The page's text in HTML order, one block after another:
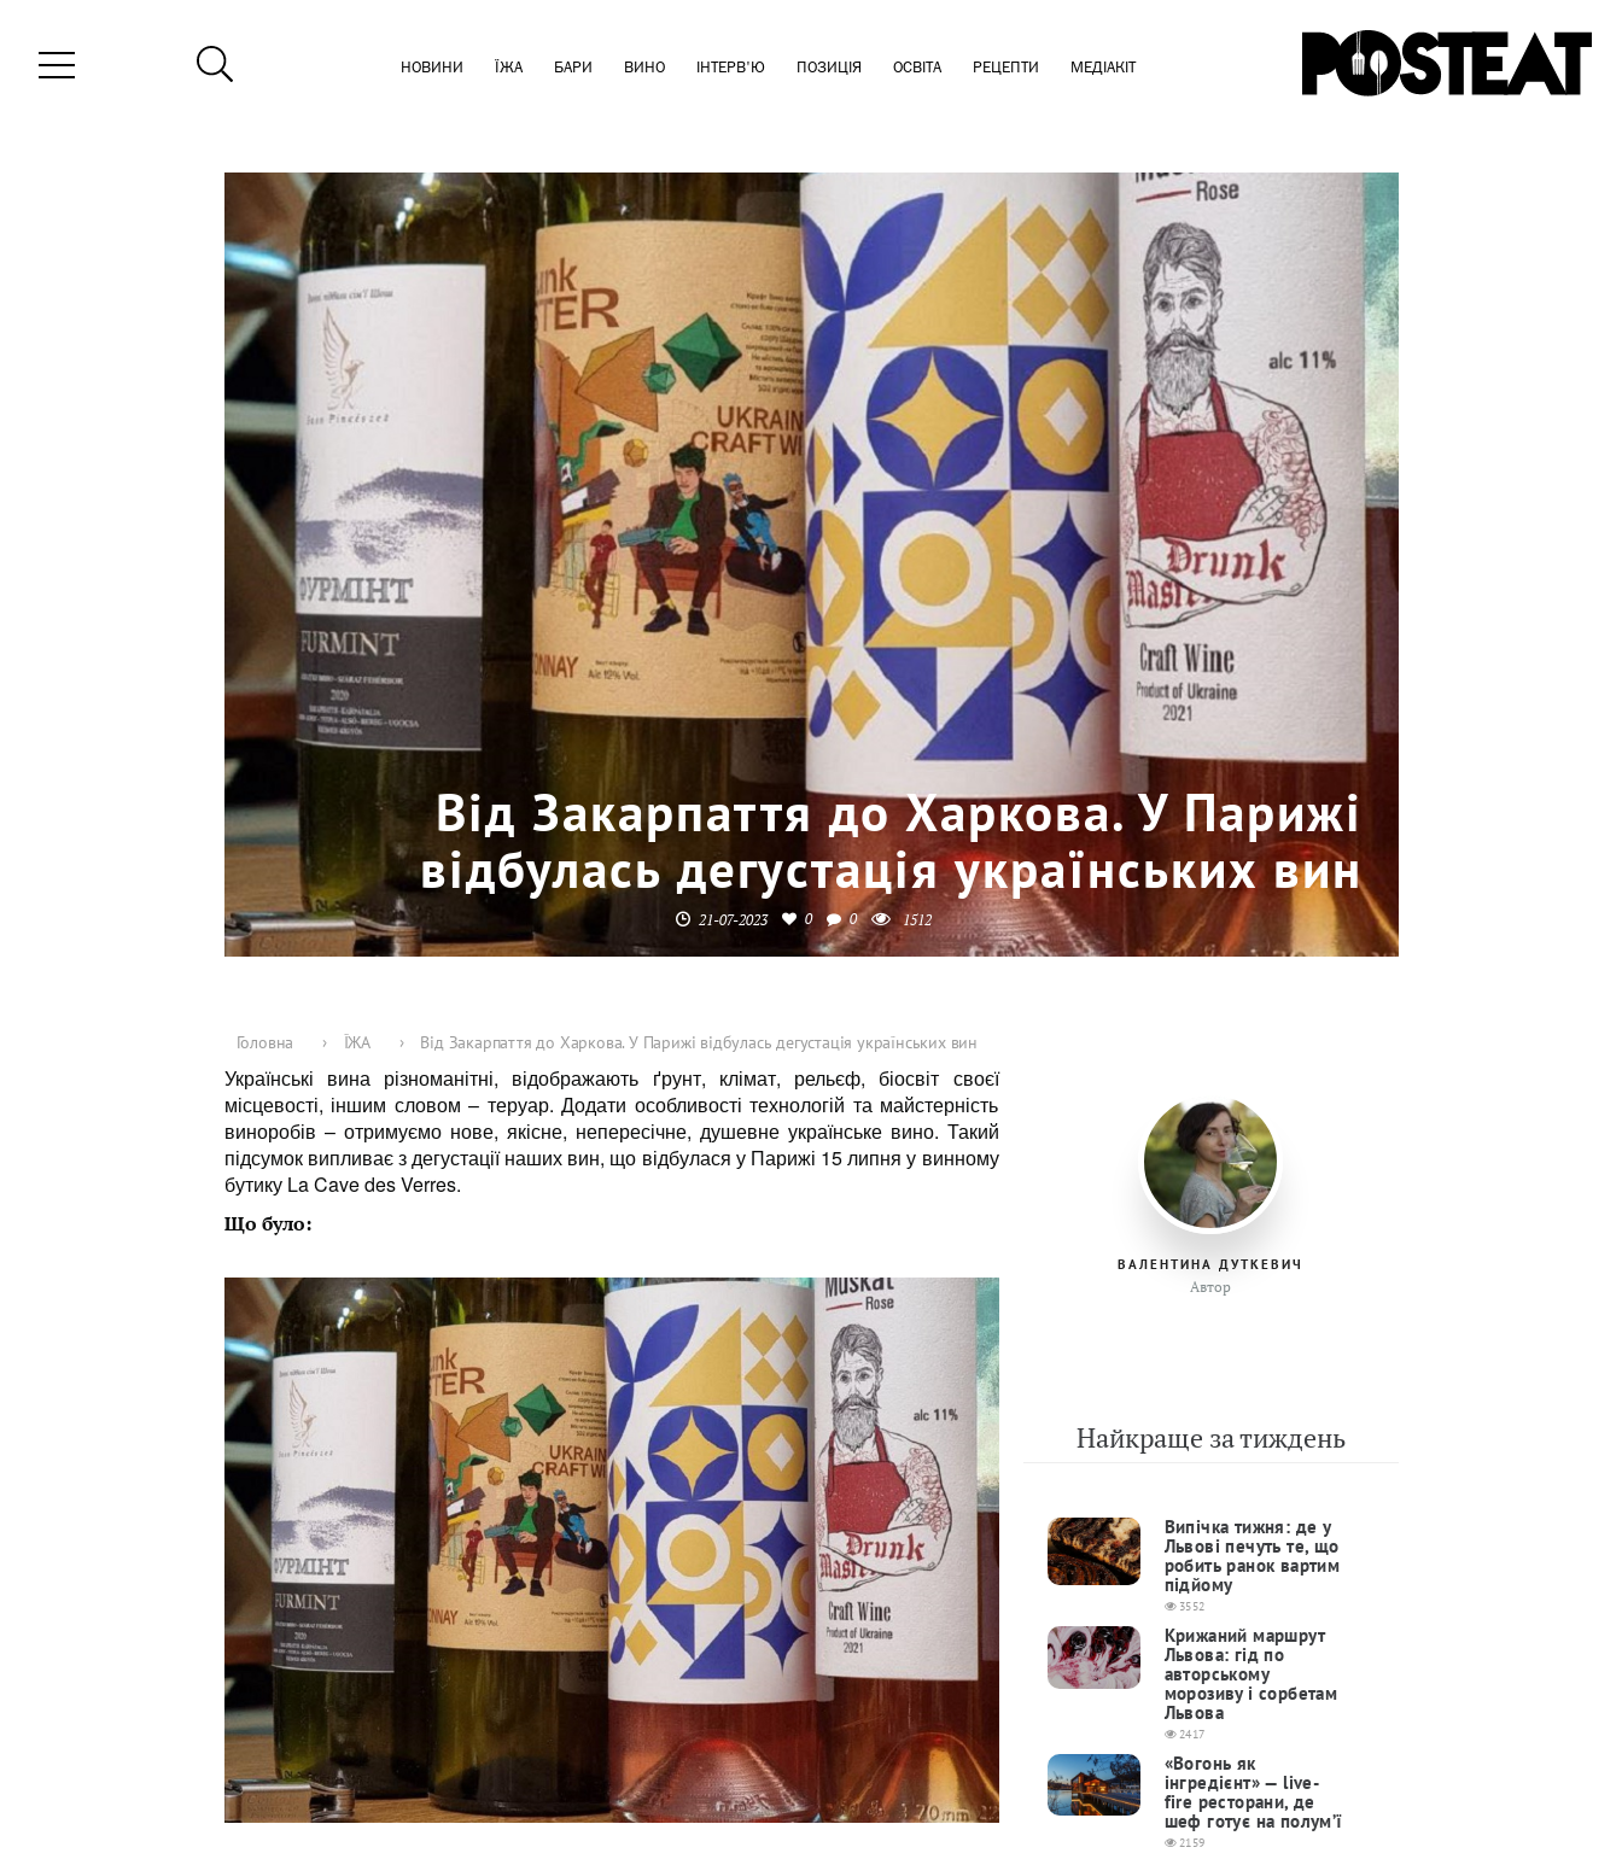
НОВИНИ ЇЖА БАРИ ВИНО ІНТЕРВ'Ю ПОЗИЦІЯ ОСВІТА РЕЦЕПТИ МЕДІАКІТ
Від Закарпаття до Харкова. У Парижі
відбулась дегустація українських вин
21-07-2023 0 0 1512
Головна › ЇЖА › Від Закарпаття до Харкова. У Парижі відбулась дегустація українських вин
Українські вина різноманітні, відображають ґрунт, клімат, рельєф, біосвіт своєї
місцевості, іншим словом – теруар. Додати особливості технологій та майстерність
виноробів – отримуємо нове, якісне, непересічне, душевне українське вино. Такий
підсумок випливає з дегустації наших вин, що відбулася у Парижі 15 липня у винному
бутику La Cave des Verres.
Що було:
ВАЛЕНТИНА ДУТКЕВИЧ
Автор
Найкраще за тиждень
Випічка тижня: де у
Львові печуть те, що
робить ранок вартим
підйому
3552
Крижаний маршрут
Львова: гід по
авторському
морозиву і сорбетам
Львова
2417
«Вогонь як
інгредієнт» — live-
fire ресторани, де
шеф готує на полум’ї
2159